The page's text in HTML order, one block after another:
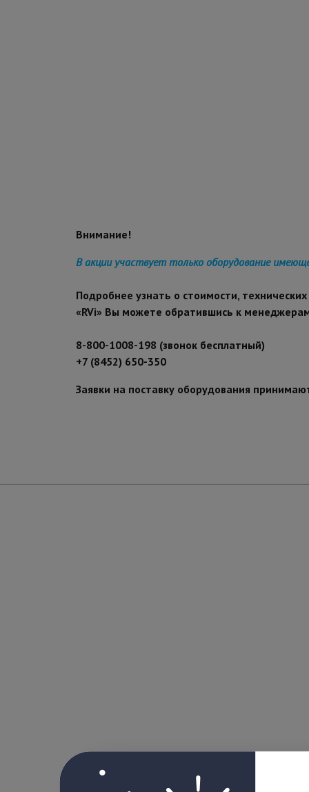
Внимание!
В акции участвует только оборудование име
Подробнее узнать о стоимости,
«RVi» Вы можете обратившись к
8-800-1008-198 (звонок бесплатный)
+7 (8452) 650-350
Заявки на поставку оборудования